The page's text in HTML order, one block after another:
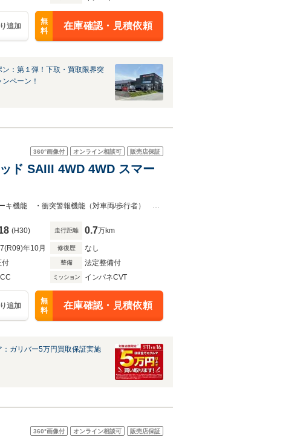
追加
無
料
在庫確認・見積依頼
ン：第１弾！下取・買取限界突
ペーン！
360°画像付 オンライン相談可 販売店保証
ド SAIII 4WD 4WD スマー
(H30) 走行距離 0.7万km
年10月 修復歴 なし
付 整備 法定整備付
ミッション インパネCVT
追加
無
料
在庫確認・見積依頼
：ガリバー5万円買取保証実施
360°画像付 オンライン相談可 販売店保証